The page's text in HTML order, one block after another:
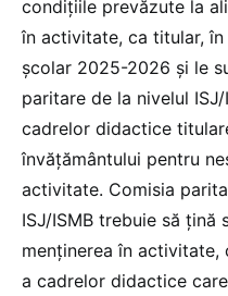
condiţiile prevăzute la
în activitate, ca titular,
şcolar 2025-2026 şi le
paritare de la nivelul
cadrelor didactice
învăţământului pentru
activitate. Comisia
ISJ/ISMB trebuie să ţină
menţinerea în
a cadrelor didactice